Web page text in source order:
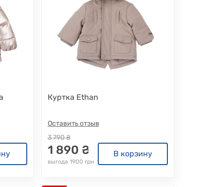
Куртка Ethan
Оставить отзыв
3 790 ₴
1 890 ₴
выгода 1900 грн
В корзину